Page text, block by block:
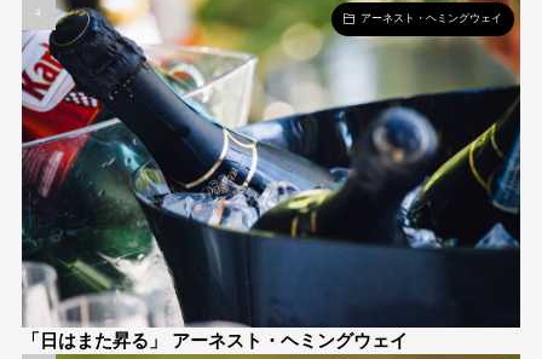
アーネスト・ヘミングウェイ
「日はまた昇る」 アーネスト・ヘミングウェイ